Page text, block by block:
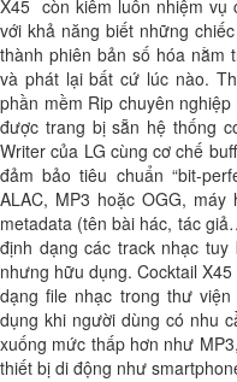
X45 còn kiêm luôn nhiệm vụ
với khả năng biết những
thành phiên bản số hóa nằm
và phát lại bất cứ lúc nào.
phần mềm Rip chuyên
được trang bị sẵn hệ thống
Writer của LG cùng cơ chế
đảm bảo tiêu chuẩn “bit-
ALAC, MP3 hoặc OGG,
metadata (tên bài hác, tác
định dạng các track nhạc
nhưng hữu dụng. Cocktail
dạng file nhạc trong thư
dụng khi người dùng có nhu
xuống mức thấp hơn như
thiết bị di động như